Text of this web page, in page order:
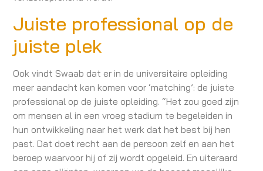
Juiste professional op de
juiste plek
Ook vindt Swaab dat er in de universitaire opleiding
meer aandacht kan komen voor ‘matching’: de juiste
professional op de juiste opleiding. “Het zou goed zijn
om mensen al in een vroeg stadium te begeleiden in
hun ontwikkeling naar het werk dat het best bij hen
past. Dat doet recht aan de persoon zelf en aan het
beroep waarvoor hij of zij wordt opgeleid. En uiteraard